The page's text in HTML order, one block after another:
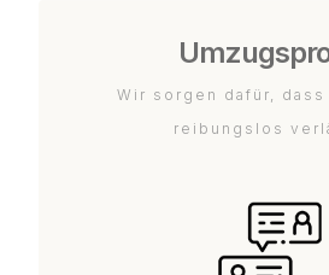
Wir sorgen dafür, dass
reibungslos